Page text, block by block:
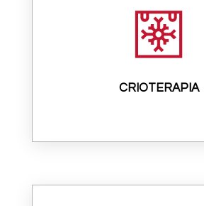
CRIOTERAPIA